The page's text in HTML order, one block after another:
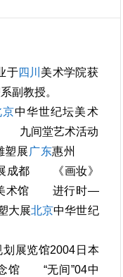
于四川 美术学院获
副教授。
京中华世纪坛美术
九间堂艺术活动
展 广东惠州
展成都 《画妆》
术馆 进行时—
大展北京中华世纪
划展览馆2004日本
念馆 “无间”04中